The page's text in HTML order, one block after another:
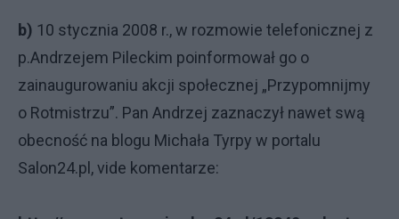
b) 10 stycznia 2008 r., w rozmowie telefonicznej z
p.Andrzejem Pileckim poinformował go o
zainaugurowaniu akcji społecznej „Przypomnijmy
o Rotmistrzu”. Pan Andrzej zaznaczył nawet swą
obecność na blogu Michała Tyrpy w portalu
Salon24.pl, vide komentarze: